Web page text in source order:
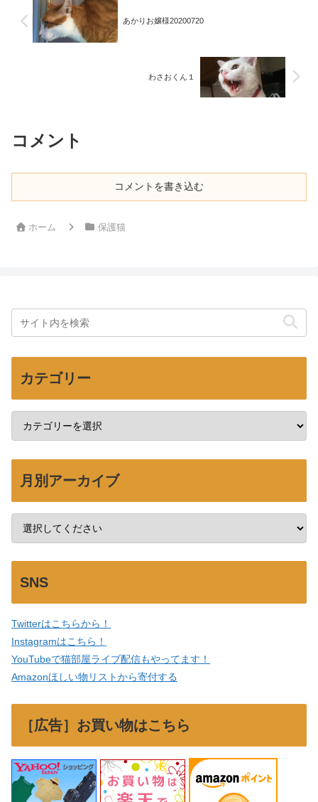
あかりお嬢様20200720
わさおくん１
コメント
コメントを書き込む
ホーム 保護猫
カテゴリー
月別アーカイブ
SNS
Twitterはこちらから！
Instagramはこちら！
YouTubeで猫部屋ライブ配信もやってます！
Amazonほしい物リストから寄付する
［広告］お買い物はこちら